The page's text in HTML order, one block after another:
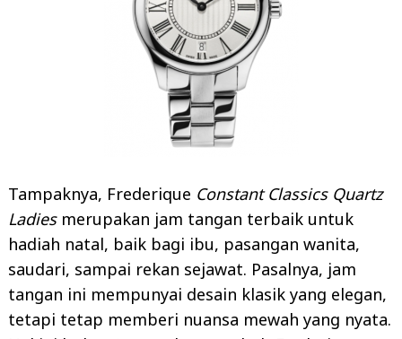
Tampaknya, Frederique Constant Classics Quartz
Ladiesmerupakan jam tangan terbaik untuk
hadiah natal, baik bagi ibu, pasangan wanita,
saudari, sampai rekan sejawat. Pasalnya, jam
tangan ini mempunyai desain klasik yang elegan,
tetapi tetap memberi nuansa mewah yang nyata.